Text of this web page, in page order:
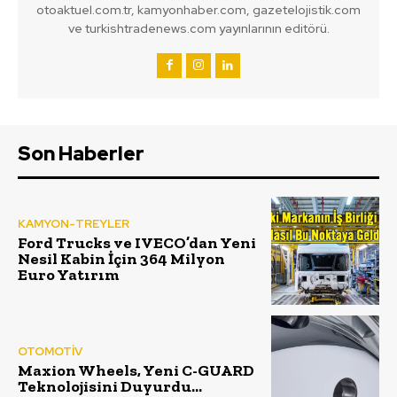
otoaktuel.com.tr, kamyonhaber.com, gazetelojistik.com
ve turkishtradenews.com yayınlarının editörü.
Son Haberler
KAMYON-TREYLER
Ford Trucks ve IVECO’dan Yeni
Nesil Kabin İçin 364 Milyon
Euro Yatırım
OTOMOTİV
Maxion Wheels, Yeni C-GUARD
Teknolojisini Duyurdu…